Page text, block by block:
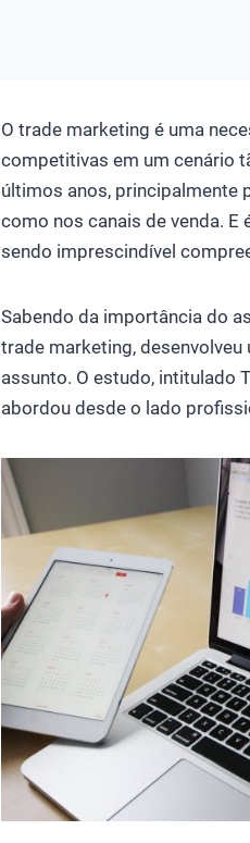
O trade marketing é uma
competitivas em um cenário
últimos anos, principalmente
como nos canais de venda.
sendo imprescindível
Sabendo da importância do
trade marketing,
assunto. O estudo, intitulado
abordou desde o lado